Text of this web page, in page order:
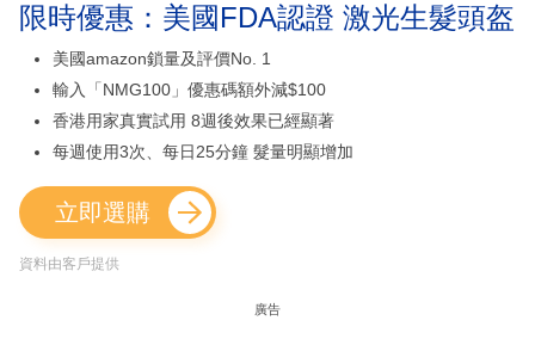
限時優惠：美國FDA認證 激光生髮頭盔
美國amazon鎖量及評價No. 1
輸入「NMG100」優惠碼額外減$100
香港用家真實試用 8週後效果已經顯著
每週使用3次、每日25分鐘 髮量明顯增加
立即選購
資料由客戶提供
廣告